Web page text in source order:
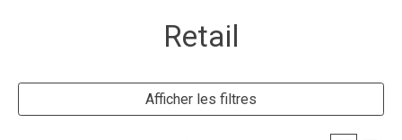
Retail
Afficher les filtres